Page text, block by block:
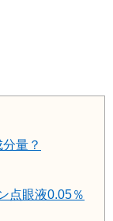
量？
点眼液0.05％